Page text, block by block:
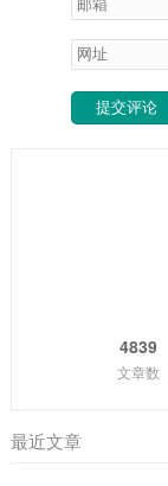
提交评论
4839
文章数
最近文章